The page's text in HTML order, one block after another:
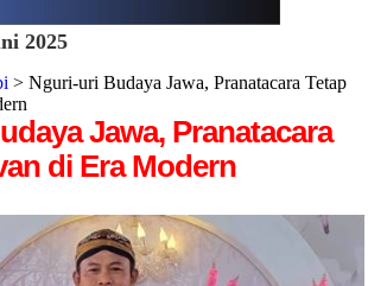
2025
> Nguri-uri Budaya Jawa, Pranatacara Tetap
Jawa, Pranatacara
di Era Modern